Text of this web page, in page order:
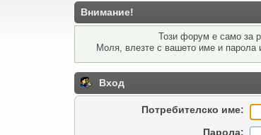
Внимание!
Този форум е само за
Моля, влезте с вашето име и парола
Вход
Потребителско име:
Парола: